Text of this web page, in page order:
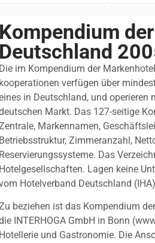
Kompendium
Deutschland
Die im Kompendium der
kooperationen verfügen über
in Deutschland, und operieren
Markt. Das 127-seitige
Markennamen,
Betriebsstruktur, Zimmeranzahl,
Reservierungssysteme. Das
Hotelgesellschaften. Lagen keine
Hotelverband Deutschland
beziehen ist das Kompendium
INTERHOGA GmbH in Bonn
Hotellerie und Gastronomie. Die